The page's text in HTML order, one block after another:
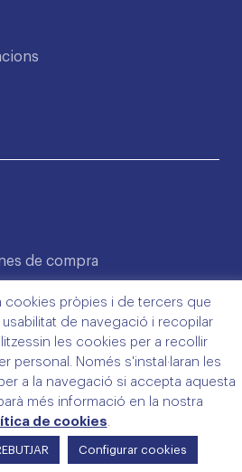
de compra
cookies pròpies i de tercers que
de navegació i recopilar
les cookies per a recollir
personal. Només s'instal·laran les
a la navegació si accepta aquesta
més informació en la nostra
de cookies.
Configurar cookies